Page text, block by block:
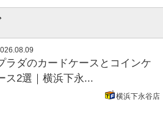
ラダのカードケースとコインケ
ス2選｜横浜下永...
横浜下永谷店